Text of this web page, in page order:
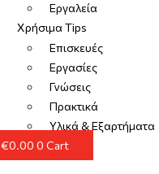
Εργαλεία
Χρήσιμα Tips
Επισκευές
Εργασίες
Γνώσεις
Πρακτικά
Υλικά & Εξαρτήματα
€0.00 0 Cart